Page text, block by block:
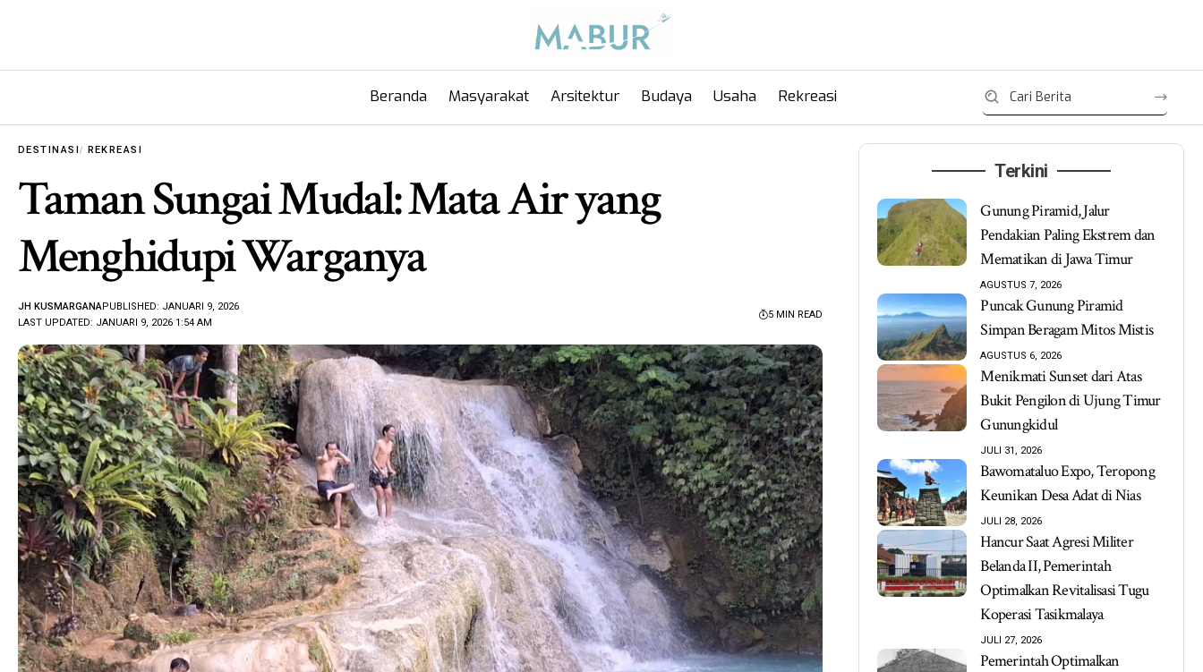
Beranda Masyarakat Arsitektur Budaya Usaha Rekreasi
DESTINASI REKREASI
Taman Sungai Mudal: Mata Air yang
Menghidupi Warganya
LAST UPDATED: JANUARI 9, 2026 1:54 AM
JH KUSMARGANAPUBLISHED: JANUARI 9, 2026
5 MIN READ
Terkini
Gunung Piramid, Jalur
Pendakian Paling Ekstrem dan
Mematikan di Jawa Timur
AGUSTUS 7, 2026
Puncak Gunung Piramid
Simpan Beragam Mitos Mistis
AGUSTUS 6, 2026
Menikmati Sunset dari Atas
Bukit Pengilon di Ujung Timur
Gunungkidul
JULI 31, 2026
Bawomataluo Expo, Teropong
Keunikan Desa Adat di Nias
JULI 28, 2026
Hancur Saat Agresi Militer
Belanda II, Pemerintah
Optimalkan Revitalisasi Tugu
Koperasi Tasikmalaya
JULI 27, 2026
Pemerintah Optimalkan